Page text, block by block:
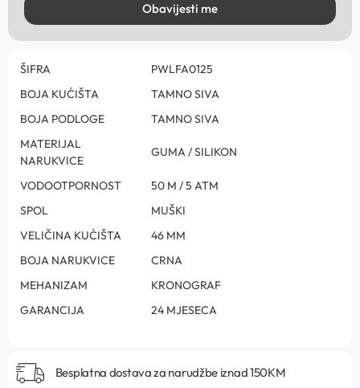
Obavijesti me
ŠIFRA
PWLFA0125
BOJA KUĆIŠTA
TAMNO SIVA
BOJA PODLOGE
TAMNO SIVA
MATERIJAL
NARUKVICE
GUMA / SILIKON
VODOOTPORNOST
50 M / 5 ATM
SPOL
MUŠKI
VELIČINA KUĆIŠTA
46 MM
BOJA NARUKVICE
CRNA
MEHANIZAM
KRONOGRAF
GARANCIJA
24 MJESECA
Besplatna dostava za narudžbe iznad 150KM